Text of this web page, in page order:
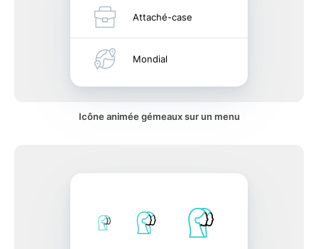
Attaché-case
Mondial
Icône animée gémeaux sur un menu